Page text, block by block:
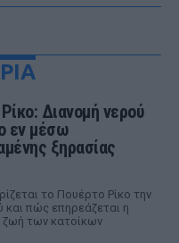
Διανομή νερού
εν μέσω
ξηρασίας
το Πουέρτο Ρίκο την
και πώς επηρεάζεται η
ζωή των κατοίκων